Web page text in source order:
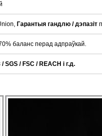
Гарантыя гандлю / дэпазіт
баланс перад адпраўкай.
SGS / FSC / REACH і г.д.